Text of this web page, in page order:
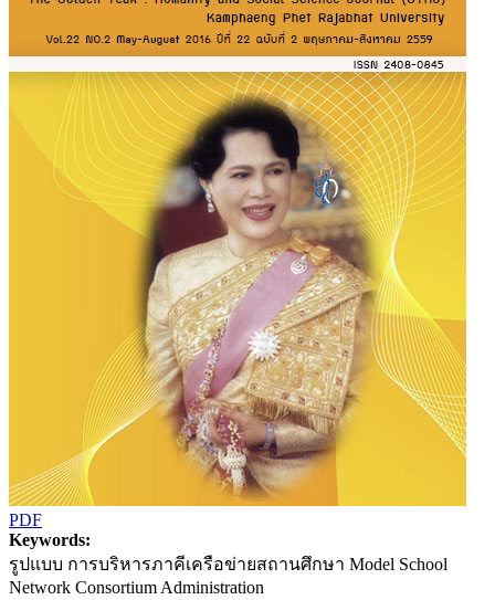
PDF
Keywords:
รูปแบบ การบริหารภาคีเครือข่ายสถานศึกษา Model School
Network Consortium Administration